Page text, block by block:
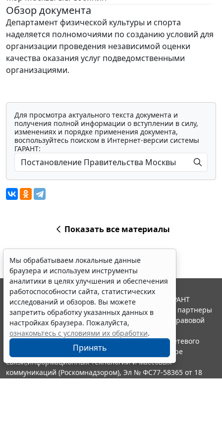
Обзор документа
Департамент физической культуры и спорта
наделяется полномочиями по созданию условий для
организации проведения независимой оценки
качества оказания услуг подведомственными
организациями.
Для просмотра актуального текста документа и
получения полной информации о вступлении в силу,
изменениях и порядке применения документа,
воспользуйтесь поиском в Интернет-версии системы
ГАРАНТ:
Показать все материалы
Мы обрабатываем локальные данные
браузера и используем инструменты
аналитики в целях улучшения и обеспечения
работоспособности сайта, статистических
исследований и обзоров. Вы можете
запретить обработку указанных данных в
настройках браузера. Пожалуйста,
ознакомьтесь с условиями их обработки.
Принять
© ООО "НПП "ГАРАНТ-СЕРВИС", 2026. Система ГАРАНТ
выпускается с 1990 года. Компания "Гарант" и ее партнеры
являются участниками Российской ассоциации правовой
информации ГАРАНТ.
Портал ГАРАНТ.РУ зарегистрирован в качестве сетевого
издания Федеральной службой по надзору в сфере
связи,информационных технологий и массовых
коммуникаций (Роскомнадзором), Эл № ФС77-58365 от 18